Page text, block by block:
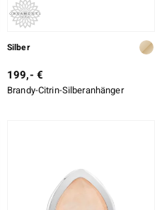
Silber
199,- €
Brandy-Citrin-Silberanhänger